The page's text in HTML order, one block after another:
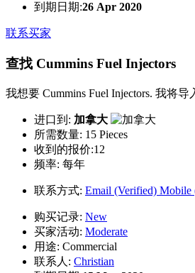
到期日期:26 Apr 2020
联系买家
查找 Cummins Fuel Injectors
我想要 Cummins Fuel Injectors. 我将
进口到: 加拿大
所需数量: 15 Pieces
收到的报价:12
频率: 每年
联系方式: Email (Verified) Mobile
购买记录: New
买家活动: Moderate
用途: Commercial
联系人: Christian